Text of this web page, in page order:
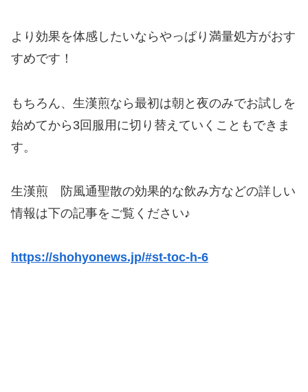
より効果を体感したいならやっぱり満量処方がおす
すめです！
もちろん、生漢煎なら最初は朝と夜のみでお試しを
始めてから3回服用に切り替えていくこともできま
す。
生漢煎 防風通聖散の効果的な飲み方などの詳しい
情報は下の記事をご覧ください♪
https://shohyonews.jp/#st-toc-h-6